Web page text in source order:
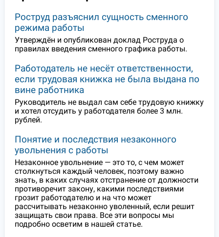
Роструд разъяснил сущность сменного
режима работы
Утверждён и опубликован доклад Роструда о
правилах введения сменного графика работы.
Работодатель не несёт ответственности,
если трудовая книжка не была выдана по
вине работника
Руководитель не выдал сам себе трудовую книжку
и хотел отсудить у работодателя более 3 млн.
рублей.
Понятие и последствия незаконного
увольнения с работы
Незаконное увольнение — это то, с чем может
столкнуться каждый человек, поэтому важно
знать, в каких случаях отстранение от должности
противоречит закону, какими последствиями
грозит работодателю и на что может
рассчитывать незаконно уволенный, если решит
защищать свои права. Все эти вопросы мы
подробно осветим в нашей статье.